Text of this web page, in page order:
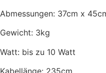
Abmessungen: 37cm x
Gewicht: 3kg
Watt: bis zu 10 Watt